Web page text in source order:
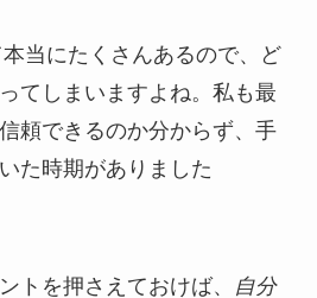
当にたくさんあるので、ど
てしまいますよね。私も最
頼できるのか分からず、手
た時期がありました
トを押さえておけば、
自分